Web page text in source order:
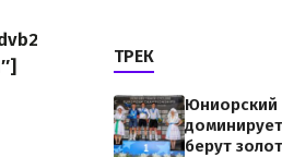
ТРЕК
Юниорский
берут